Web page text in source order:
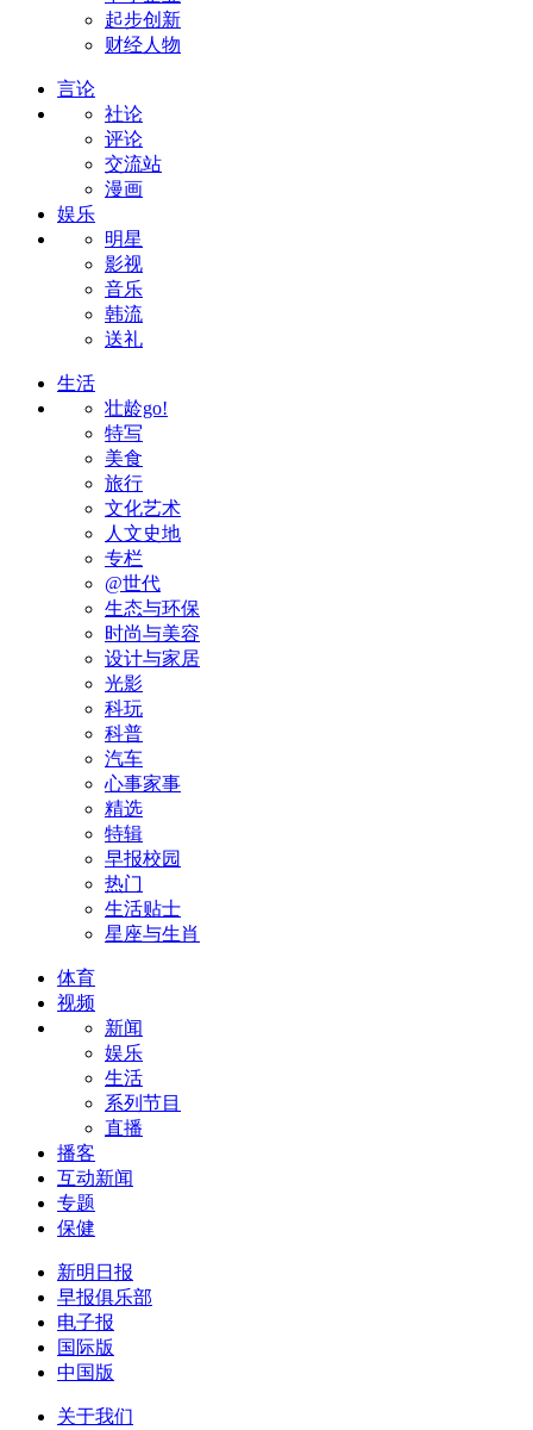
起步创新
财经人物
言论
社论
评论
交流站
漫画
娱乐
明星
影视
音乐
韩流
送礼
生活
壮龄go!
特写
美食
旅行
文化艺术
人文史地
专栏
@世代
生态与环保
时尚与美容
设计与家居
光影
科玩
科普
汽车
心事家事
精选
特辑
早报校园
热门
生活贴士
星座与生肖
体育
视频
新闻
娱乐
生活
系列节目
直播
播客
互动新闻
专题
保健
新明日报
早报俱乐部
电子报
国际版
中国版
关于我们